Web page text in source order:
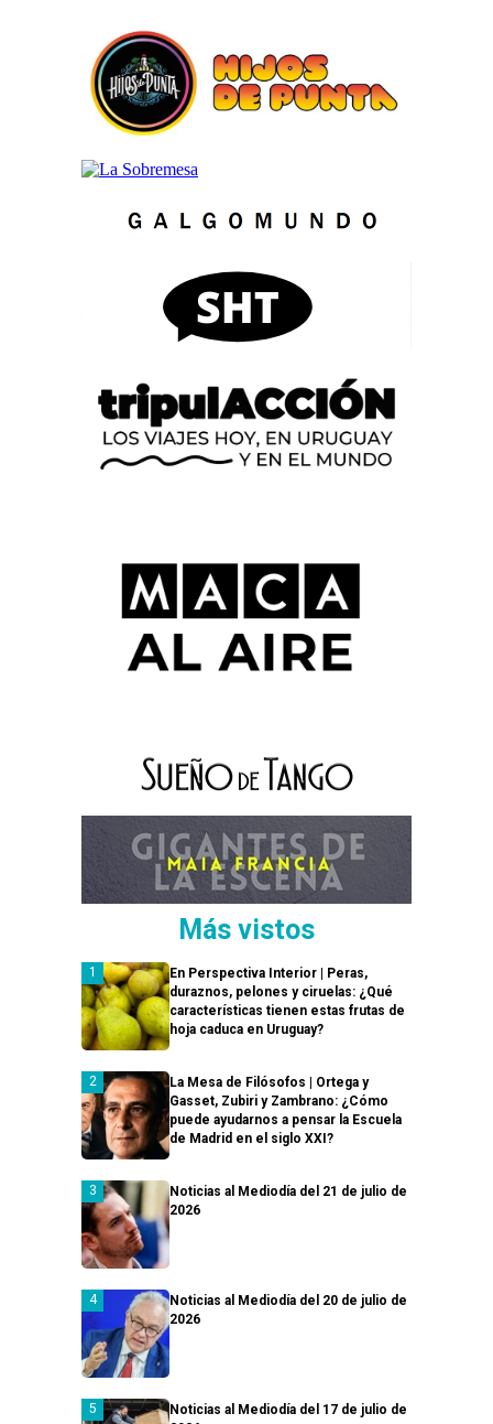
Más vistos
En Perspectiva Interior | Peras,
duraznos, pelones y ciruelas: ¿Qué
características tienen estas frutas de
hoja caduca en Uruguay?
La Mesa de Filósofos | Ortega y
Gasset, Zubiri y Zambrano: ¿Cómo
puede ayudarnos a pensar la Escuela
de Madrid en el siglo XXI?
Noticias al Mediodía del 21 de julio de
2026
Noticias al Mediodía del 20 de julio de
2026
Noticias al Mediodía del 17 de julio de